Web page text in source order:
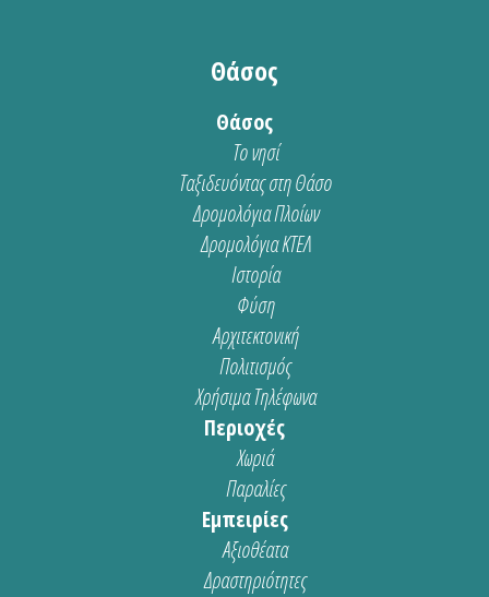
Θάσος
Θάσος
Το νησί
Ταξιδευόντας στη Θάσο
Δρομολόγια Πλοίων
Δρομολόγια ΚΤΕΛ
Ιστορία
Φύση
Αρχιτεκτονική
Πολιτισμός
Χρήσιμα Τηλέφωνα
Περιοχές
Χωριά
Παραλίες
Εμπειρίες
Αξιοθέατα
Δραστηριότητες